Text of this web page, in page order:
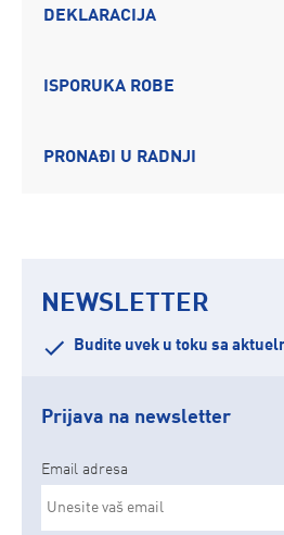
DEKLARACIJA
ISPORUKA ROBE
PRONAĐI U RADNJI
NEWSLETTER
Budite uvek u toku sa
Prijava na newsletter
Email adresa